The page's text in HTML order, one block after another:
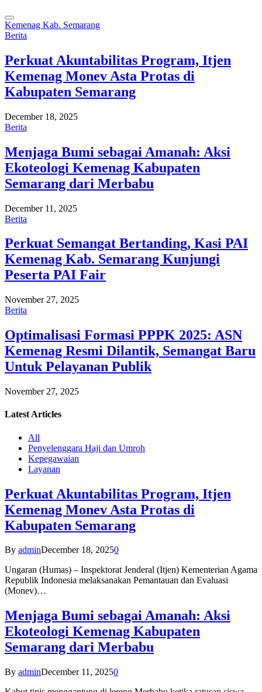
Kemenag Kab. Semarang
Berita
Perkuat Akuntabilitas Program, Itjen
Kemenag Monev Asta Protas di
Kabupaten Semarang
December 18, 2025
Berita
Menjaga Bumi sebagai Amanah: Aksi
Ekoteologi Kemenag Kabupaten
Semarang dari Merbabu
December 11, 2025
Berita
Perkuat Semangat Bertanding, Kasi PAI
Kemenag Kab. Semarang Kunjungi
Peserta PAI Fair
November 27, 2025
Berita
Optimalisasi Formasi PPPK 2025: ASN
Kemenag Resmi Dilantik, Semangat Baru
Untuk Pelayanan Publik
November 27, 2025
Latest Articles
All
Penyelenggara Haji dan Umroh
Kepegawaian
Layanan
Perkuat Akuntabilitas Program, Itjen
Kemenag Monev Asta Protas di
Kabupaten Semarang
By adminDecember 18, 20250
Ungaran (Humas) – Inspektorat Jenderal (Itjen) Kementerian Agama
Republik Indonesia melaksanakan Pemantauan dan Evaluasi
(Monev)…
Menjaga Bumi sebagai Amanah: Aksi
Ekoteologi Kemenag Kabupaten
Semarang dari Merbabu
By adminDecember 11, 20250